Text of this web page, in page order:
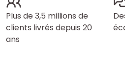
Plus de 3,5 millions de
clients livrés depuis 20
ans